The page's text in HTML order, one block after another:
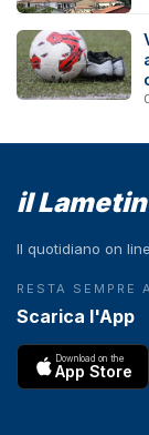
il
Il quotidiano on
RESTA SEMPRE
Scarica l'App
Download on the
App Store